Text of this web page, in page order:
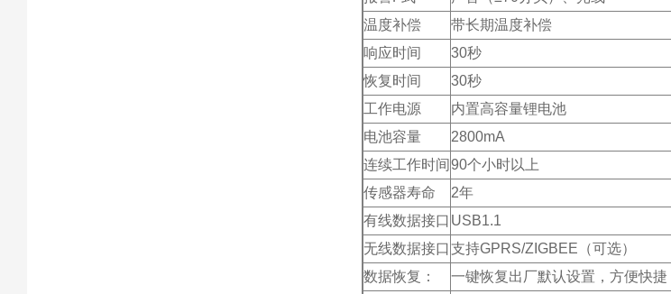
温度补偿
带长期温度补偿
响应时间
30秒
恢复时间
30秒
工作电源
内置高容量锂电池
电池容量
2800mA
连续工作时间90个小时以上
传感器寿命
2年
有线数据接口 USB1.1
无线数据接口支持GPRS/ZIGBEE（可选）
数据恢复：
一键恢复出厂默认设置，方便快